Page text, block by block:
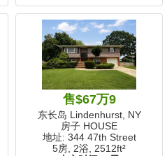
售$67万9
东长岛 Lindenhurst, NY
房子 HOUSE
地址: 344 47th Street
5房, 2浴, 2512ft²